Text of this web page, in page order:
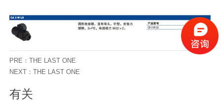
PRE：THE LAST ONE
NEXT：THE LAST ONE
有关